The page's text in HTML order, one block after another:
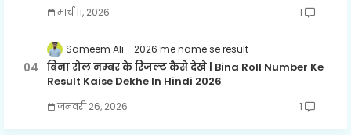
मार्च 11, 2026 1
Sameem Ali 2026 me name se result
बिना रोल नम्बर के रिजल्ट कैसे देखे | Bina Roll Number Ke
Result Kaise Dekhe In Hindi 2026
जनवरी 26, 2026 1